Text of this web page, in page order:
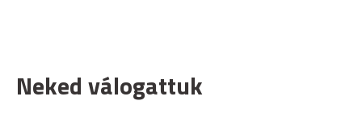
Neked válogattuk